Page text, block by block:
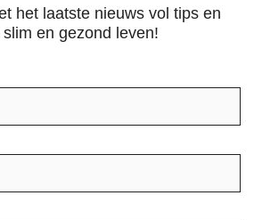
het laatste nieuws vol tips en
en gezond leven!